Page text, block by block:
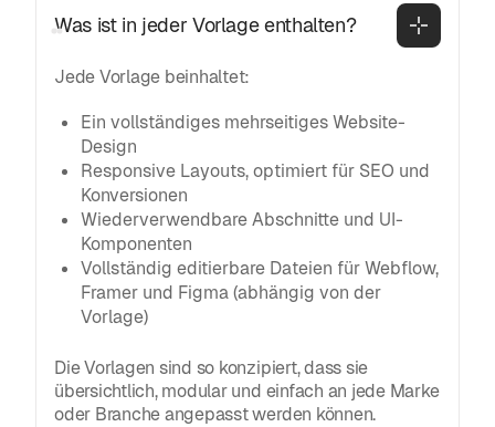
Was ist in jeder Vorlage enthalten?
Jede Vorlage beinhaltet:
Ein vollständiges mehrseitiges Website-
Design
Responsive Layouts, optimiert für SEO und
Konversionen
Wiederverwendbare Abschnitte und UI-
Komponenten
Vollständig editierbare Dateien für Webflow,
Framer und Figma (abhängig von der
Vorlage)
Die Vorlagen sind so konzipiert, dass sie
übersichtlich, modular und einfach an jede Marke
oder Branche angepasst werden können.